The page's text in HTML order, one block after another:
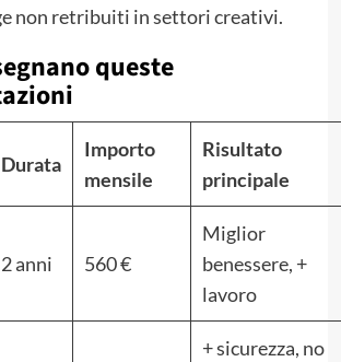
non retribuiti in settori creativi.
queste
Durata
Importo
mensile
Risultato
principale
2 anni 560 €
Miglior
benessere, +
lavoro
+ sicurezza, no